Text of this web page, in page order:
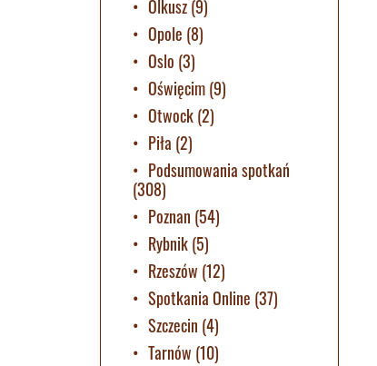
Olkusz(9)
Opole (8)
Oslo (3)
Oświęcim(9)
Otwock(2)
Piła (2)
Podsumowania spotkań
(308)
Poznan (54)
Rybnik(5)
Rzeszów (12)
Spotkania Online (37)
Szczecin (4)
Tarnów (10)